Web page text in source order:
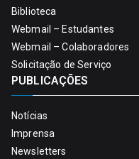
Biblioteca
Webmail – Estudantes
Webmail – Colaboradores
Solicitação de Serviço
PUBLICAÇÕES
Notícias
Imprensa
Newsletters